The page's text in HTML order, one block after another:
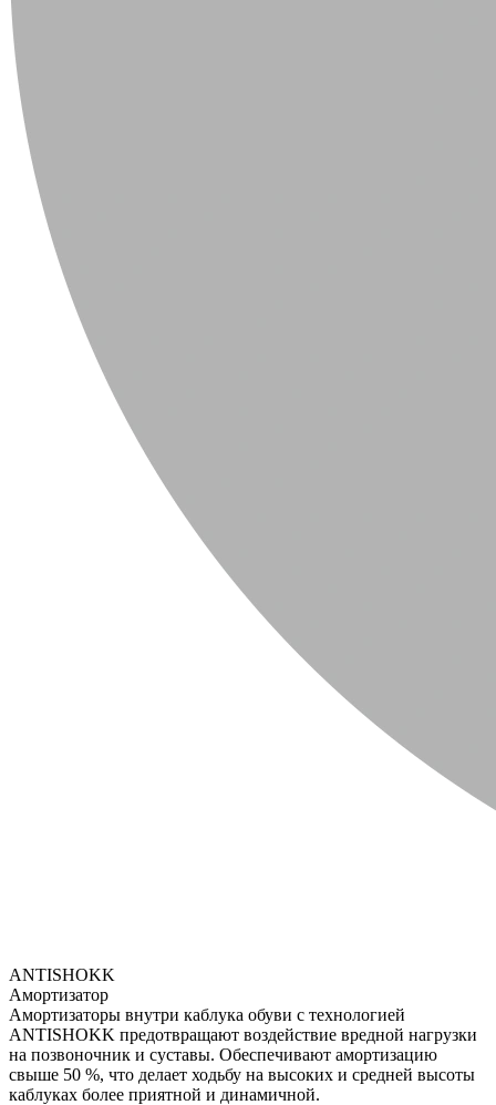
ANTISHOKK
Амортизатор
Амортизаторы внутри каблука обуви с технологией
ANTISHOKK предотвращают воздействие вредной нагрузки
на позвоночник и суставы. Обеспечивают амортизацию
свыше 50 %, что делает ходьбу на высоких и средней высоты
каблуках более приятной и динамичной.